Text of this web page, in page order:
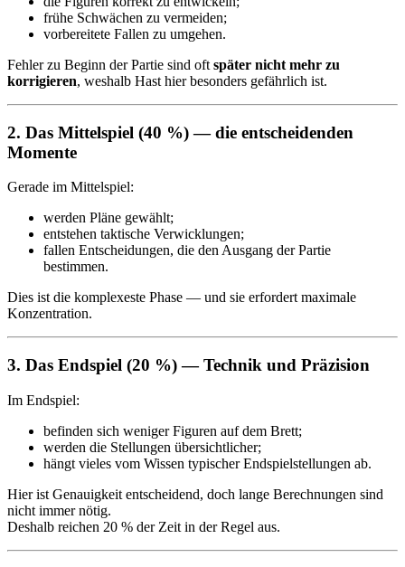
frühe Schwächen zu vermeiden;
vorbereitete Fallen zu umgehen.
Fehler zu Beginn der Partie sind oft später nicht mehr zu
korrigieren, weshalb Hast hier besonders gefährlich ist.
2. Das Mittelspiel (40 %) — die entscheidenden
Momente
Gerade im Mittelspiel:
werden Pläne gewählt;
entstehen taktische Verwicklungen;
fallen Entscheidungen, die den Ausgang der Partie
bestimmen.
Dies ist die komplexeste Phase — und sie erfordert maximale
Konzentration.
3. Das Endspiel (20 %) — Technik und Präzision
Im Endspiel:
befinden sich weniger Figuren auf dem Brett;
werden die Stellungen übersichtlicher;
hängt vieles vom Wissen typischer Endspielstellungen ab.
Hier ist Genauigkeit entscheidend, doch lange Berechnungen sind
nicht immer nötig.
Deshalb reichen 20 % der Zeit in der Regel aus.